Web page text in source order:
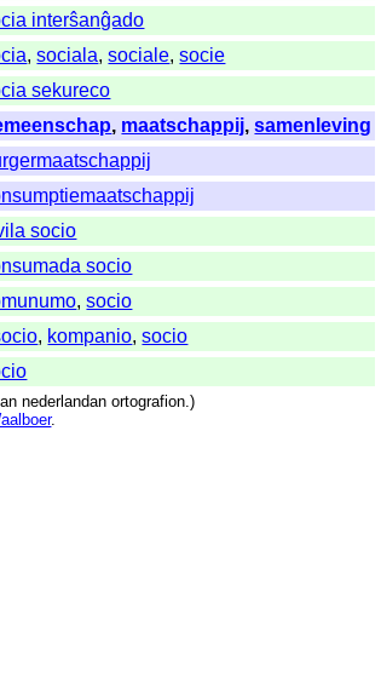
interŝanĝado
,sociala,sociale,socie
sekureco
, maatschappij,samenleving
socio
socio
,socio
, kompanio,socio
nederlandan ortografion.)
.